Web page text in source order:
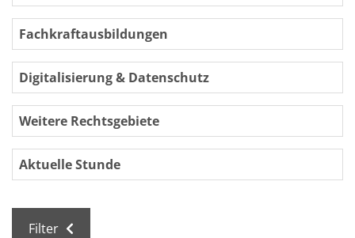
Fachkraftausbildungen
Digitalisierung & Datenschutz
Weitere Rechtsgebiete
Aktuelle Stunde
Filter